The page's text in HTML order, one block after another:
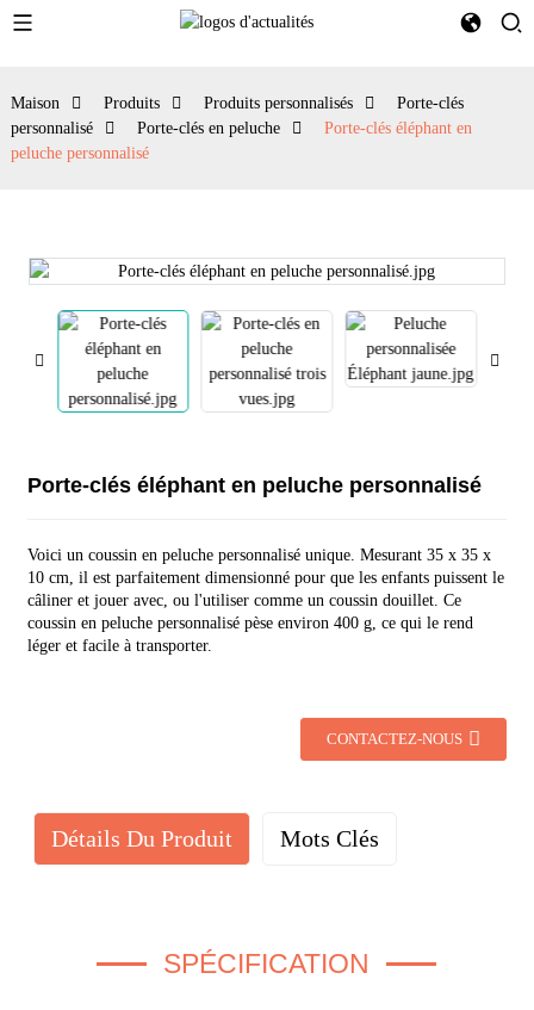
Maison Produits Produits personnalisés
Porte-clés
personnalisé
Porte-clés en peluche
Porte-clés éléphant en
peluche personnalisé
Porte-clés éléphant en peluche personnalisé
Voici un coussin en peluche personnalisé unique. Mesurant 35 x 35 x
10 cm, il est parfaitement dimensionné pour que les enfants puissent le
câliner et jouer avec, ou l'utiliser comme un coussin douillet. Ce
coussin en peluche personnalisé pèse environ 400 g, ce qui le rend
léger et facile à transporter.
CONTACTEZ-NOUS
Détails Du Produit Mots Clés
SPÉCIFICATION